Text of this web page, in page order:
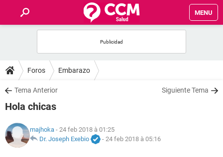
MENU
FORUMS
SALUD
NUTRICIÓN
Foros Embarazo
Tema Anterior Siguiente Tema
Hola chicas
majhoka - 24 feb 2018 à 01:25
Dr. Joseph Exebio
- 24 feb 2018 à 05:16